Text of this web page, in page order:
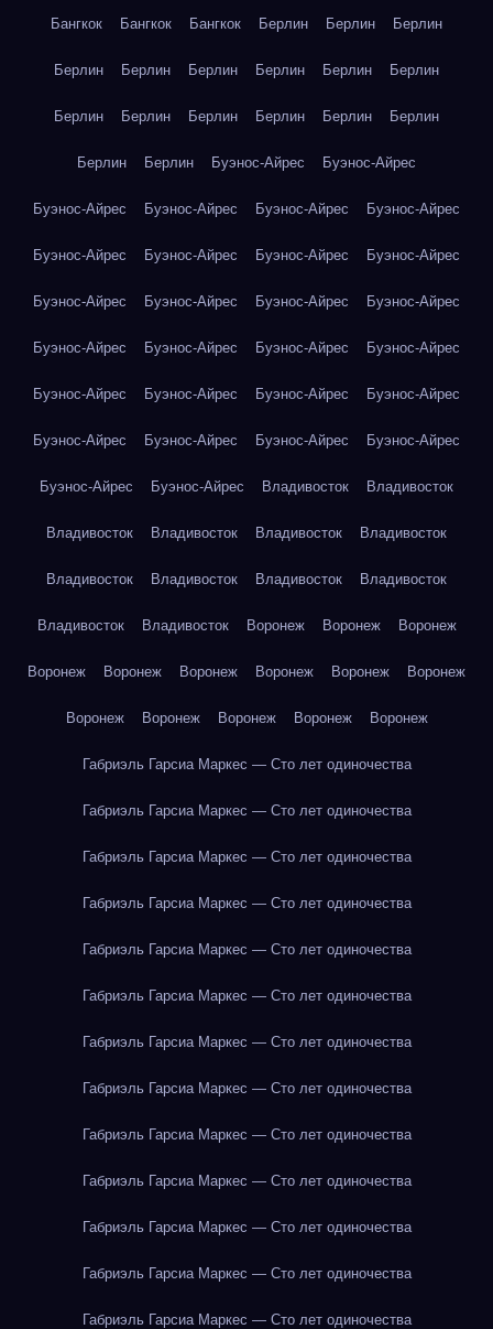
Бангкок Бангкок Бангкок Берлин Берлин Берлин
Берлин Берлин Берлин Берлин Берлин Берлин
Берлин Берлин Берлин Берлин Берлин Берлин
Берлин Берлин Буэнос-Айрес Буэнос-Айрес
Буэнос-Айрес Буэнос-Айрес Буэнос-Айрес Буэнос-Айрес
Буэнос-Айрес Буэнос-Айрес Буэнос-Айрес Буэнос-Айрес
Буэнос-Айрес Буэнос-Айрес Буэнос-Айрес Буэнос-Айрес
Буэнос-Айрес Буэнос-Айрес Буэнос-Айрес Буэнос-Айрес
Буэнос-Айрес Буэнос-Айрес Буэнос-Айрес Буэнос-Айрес
Буэнос-Айрес Буэнос-Айрес Буэнос-Айрес Буэнос-Айрес
Буэнос-Айрес Буэнос-Айрес Владивосток Владивосток
Владивосток Владивосток Владивосток Владивосток
Владивосток Владивосток Владивосток Владивосток
Владивосток Владивосток Воронеж Воронеж Воронеж
Воронеж Воронеж Воронеж Воронеж Воронеж Воронеж
Воронеж Воронеж Воронеж Воронеж Воронеж
Габриэль Гарсиа Маркес — Сто лет одиночества
Габриэль Гарсиа Маркес — Сто лет одиночества
Габриэль Гарсиа Маркес — Сто лет одиночества
Габриэль Гарсиа Маркес — Сто лет одиночества
Габриэль Гарсиа Маркес — Сто лет одиночества
Габриэль Гарсиа Маркес — Сто лет одиночества
Габриэль Гарсиа Маркес — Сто лет одиночества
Габриэль Гарсиа Маркес — Сто лет одиночества
Габриэль Гарсиа Маркес — Сто лет одиночества
Габриэль Гарсиа Маркес — Сто лет одиночества
Габриэль Гарсиа Маркес — Сто лет одиночества
Габриэль Гарсиа Маркес — Сто лет одиночества
Габриэль Гарсиа Маркес — Сто лет одиночества